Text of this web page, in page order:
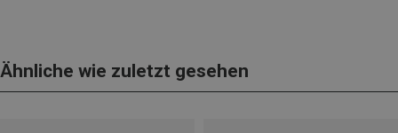
Ähnliche wie zuletzt gesehen